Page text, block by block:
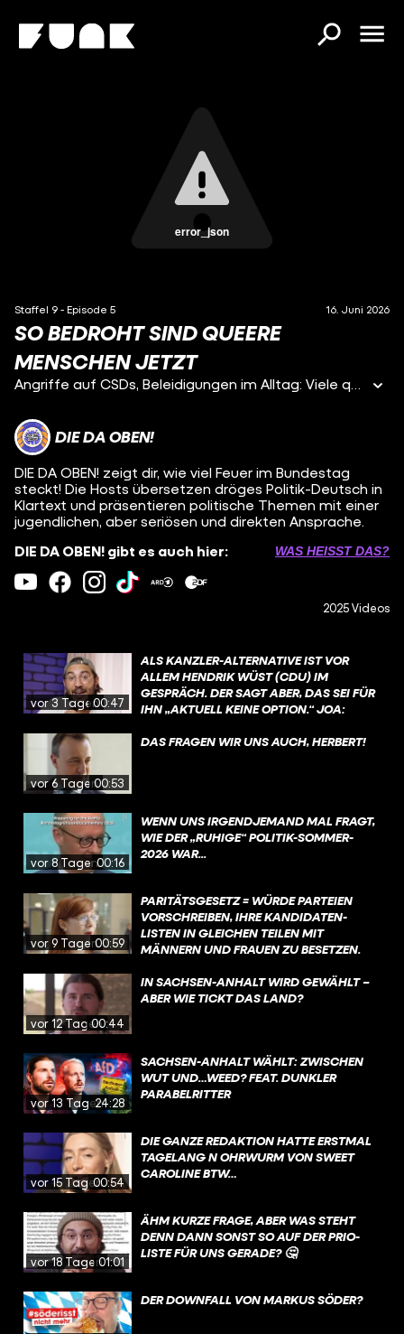
error_json
Staffel 9 - Episode 5 16. Juni 2026
SO BEDROHT SIND QUEERE
MENSCHEN JETZT
Angriffe auf CSDs, Beleidigungen im Alltag: Viele queere Menschen sagen, wie sicher sie sich fühlen, hätte sich bundesweit in den letzten Jahren verändert. Wir schauen auf Zahlen vom Bundeskriminalamt und allen 16 Landeskriminalämtern, sprechen mit Betroffenen darüber, was die Gewalt an ihrem Verhalten ändert und fragen die Verantwortlichen in der Politik: Was tun sie, um queere Menschen zu schützen? Unsere Quellen findet ihr hier: https://www.funk.net/channel/die-da-oben-12030?document=pride2026 Im Bundestag ist Feuer drin – aber kaum einer bekommt mit, was DIE DA OBEN! so treiben. Wir informieren euch über hitzige Debatten aus dem Parlament und liefern euch die Highlights aus dem Zentrum der Macht. Uns gibt es auch auf Instagram (https://www.instagram.com/die.da.oben/) und TikTok (https://www.tiktok.com/@die.da.oben). Autorin: Eva Heiligensetzer Redaktionsleitung: Julika Kott Redaktion (funk): Fabien Meier, Andrej Reisin Kamera & Ton: Niklas Nagel, Jan Boroewitsch Schnitt: Chris Krätzmann Motion und Graphic Design: Luka Leesker Hyperbole Medien GmbH produziert DIE DA OBEN! für funk. funk ist ein Gemeinschaftsangebot der Arbeitsgemeinschaft der Rundfunkanstalten der Bundesrepublik Deutschland (ARD) und des Zweiten Deutschen Fernsehens (ZDF). funk hat auf die datenschutzrechtlichen Bestimmungen dieser Plattform sowie die Erhebung, Analyse und Nutzung von Userdaten keinen Einfluss. Im Rahmen unserer Möglichkeiten gehen wir mit der größten Sensibilität mit Deinen Daten um. Weitere Informationen zum Thema Datenschutz findest Du auf unserer Website: https://www.funk.net/datenschutz YEAH! Wir gehören auch zu #funk. Schaut da mal rein: YouTube: / https://www.youtube.com/@sag_mal Instagram: / https://www.instagram.com/funk/ TikTok: / https://www.tiktok.com/@funk
DIE DA OBEN!
DIE DA OBEN! zeigt dir, wie viel Feuer im Bundestag
steckt! Die Hosts übersetzen dröges Politik-Deutsch in
Klartext und präsentieren politische Themen mit einer
jugendlichen, aber seriösen und direkten Ansprache.
DIE DA OBEN! gibt es auch hier:
WAS HEISST DAS?
2025 Videos
vor 3 Tagen00:47
ALS KANZLER-ALTERNATIVE IST VOR
ALLEM HENDRIK WÜST (CDU) IM
GESPRÄCH. DER SAGT ABER, DAS SEI FÜR
IHN „AKTUELL KEINE OPTION.“ JOA:
vor 6 Tagen00:53
DAS FRAGEN WIR UNS AUCH, HERBERT!
vor 8 Tagen00:16
WENN UNS IRGENDJEMAND MAL FRAGT,
WIE DER „RUHIGE“ POLITIK-SOMMER-
2026 WAR...
vor 9 Tagen00:59
PARITÄTSGESETZ = WÜRDE PARTEIEN
VORSCHREIBEN, IHRE KANDIDATEN-
LISTEN IN GLEICHEN TEILEN MIT
MÄNNERN UND FRAUEN ZU BESETZEN.
SIE NACH ANSICHT EINIGER
STAATSRECHTLER DIE PARTEIEN IN IHREM
vor 12 Tagen00:44
IN SACHSEN-ANHALT WIRD GEWÄHLT –
ABER WIE TICKT DAS LAND?
vor 13 Tagen24:28
SACHSEN-ANHALT WÄHLT: ZWISCHEN
WUT UND…WEED? FEAT. DUNKLER
PARABELRITTER
vor 15 Tagen00:54
DIE GANZE REDAKTION HATTE ERSTMAL
TAGELANG N OHRWURM VON SWEET
CAROLINE BTW…
vor 18 Tagen01:01
ÄHM KURZE FRAGE, ABER WAS STEHT
DENN DANN SONST SO AUF DER PRIO-
LISTE FÜR UNS GERADE? 🤔
DER DOWNFALL VON MARKUS SÖDER?